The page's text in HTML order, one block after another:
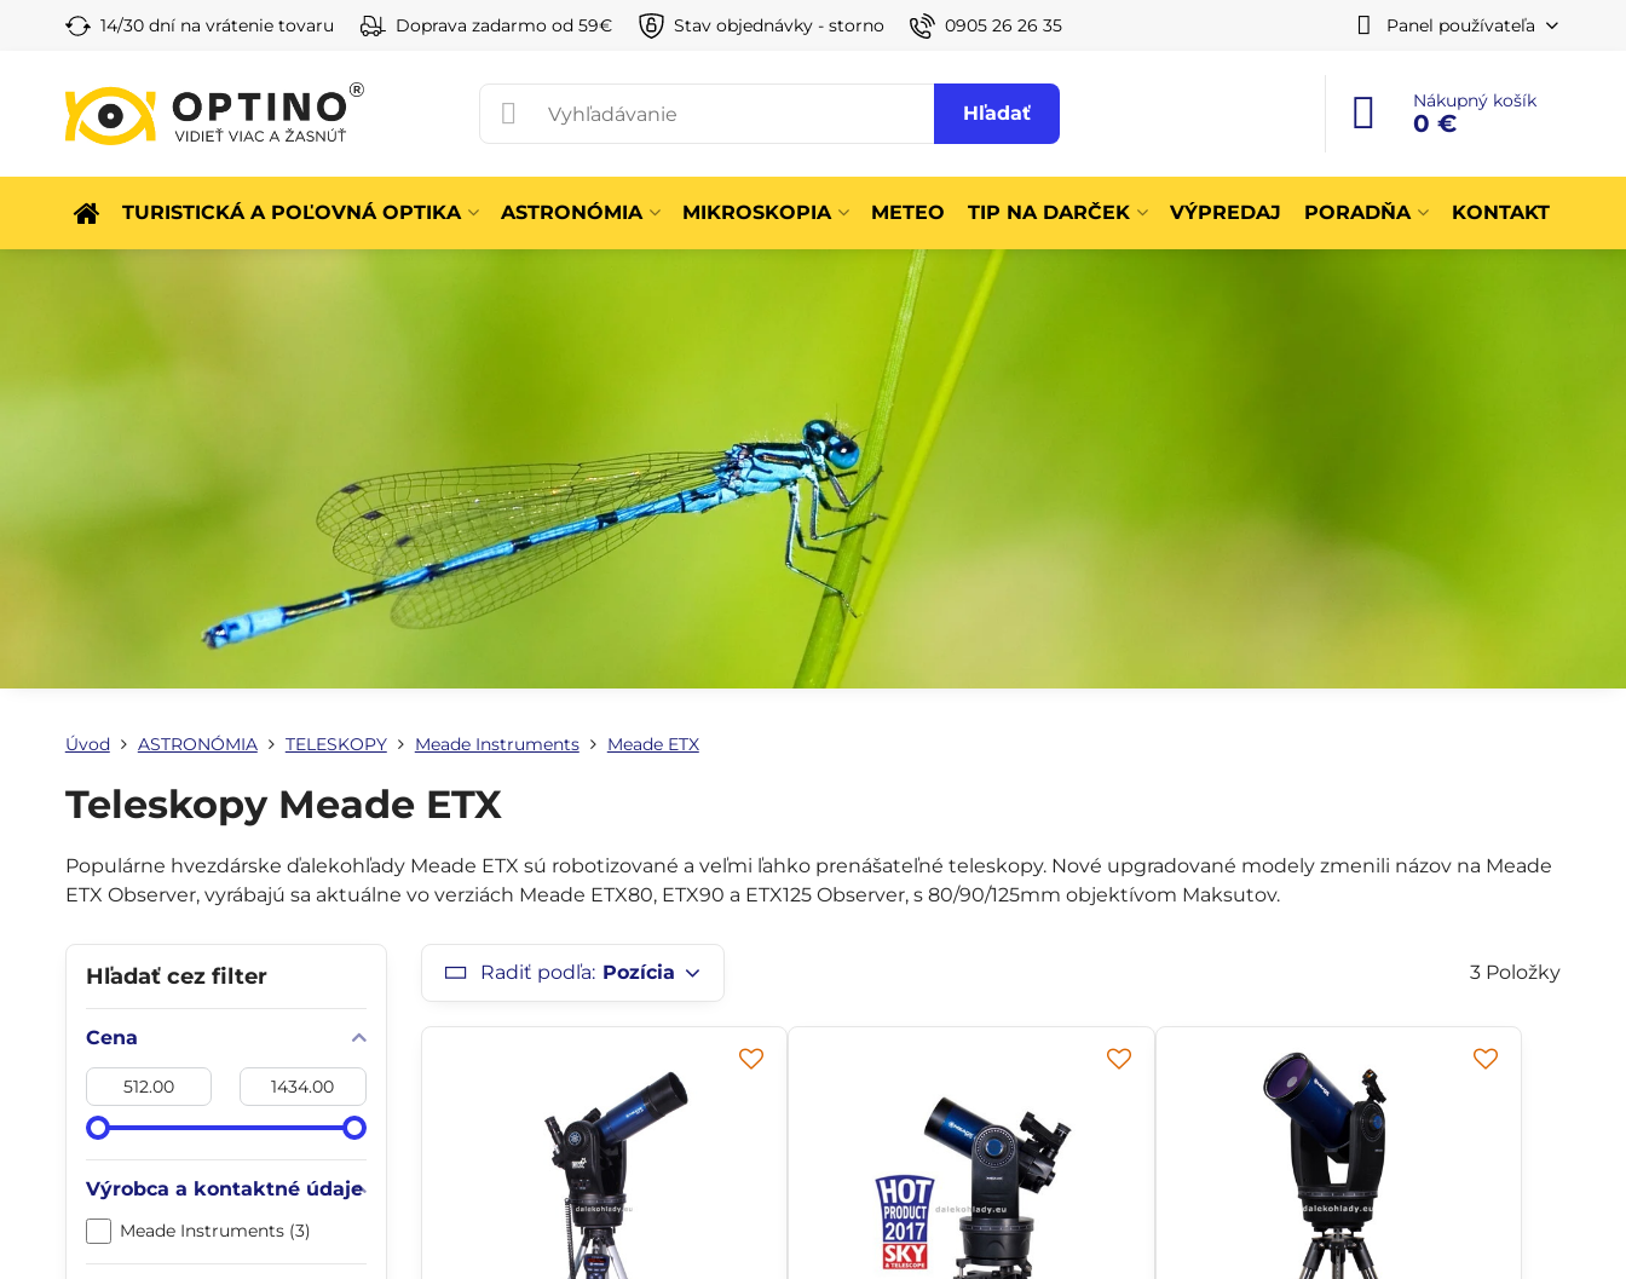
14/30 dní na vrátenie tovaru Doprava zadarmo od 59€ Stav objednávky - storno 0905 26 26 35 Panel používateľa
Hľadať
Nákupný košík
0 €
TURISTICKÁ A POĽOVNÁ OPTIKA ASTRONÓMIA MIKROSKOPIA METEO TIP NA DARČEK VÝPREDAJ PORADŇA KONTAKT
Úvod ASTRONÓMIA TELESKOPY Meade Instruments Meade ETX
Teleskopy Meade ETX
Populárne hvezdárske ďalekohľady Meade ETX sú robotizované a veľmi ľahko prenášateľné teleskopy. Nové upgradované modely zmenili názov na Meade
ETX Observer, vyrábajú sa aktuálne vo verziách Meade ETX80, ETX90 a ETX125 Observer, s 80/90/125mm objektívom Maksutov.
Radiť podľa: Pozícia 3 Položky
Hľadať cez filter
Cena
Od:
Do:
Výrobca a kontaktné údaje
Meade Instruments (3)